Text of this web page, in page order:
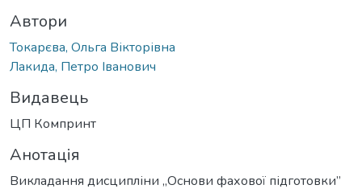
Автори
Токарєва, Ольга Вікторівна
Лакида, Петро Іванович
Видавець
ЦП Компринт
Анотація
Викладання дисципліни ,,Основи фахової підготовки”